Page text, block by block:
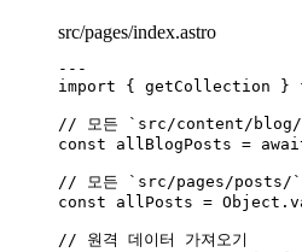
src/pages/index.astro
---
import { getCollection }
// 모든 `src/content/blog/`
const allBlogPosts =
// 모든 `src/pages/posts/`
const allPosts = Object .
// 원격 데이터 가져오기